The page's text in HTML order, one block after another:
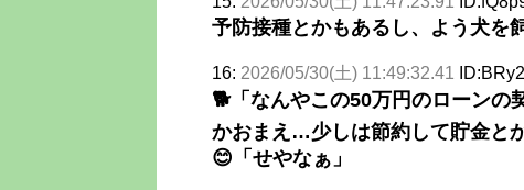
予防接種とかもあるし、よう犬を
16: 2026/05/30(土) 11:49:32.41
🐕「なんやこの50万円のローン
かおまえ…少しは節約して貯金と
😊「せやなぁ」